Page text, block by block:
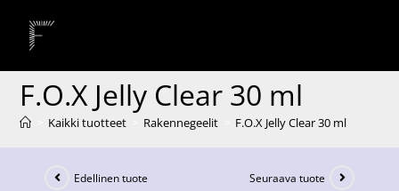
F.O.X Jelly Clear 30 ml
Kaikki tuotteet Rakennegeelit F.O.X Jelly Clear 30 ml
Edellinen tuote Seuraava tuote